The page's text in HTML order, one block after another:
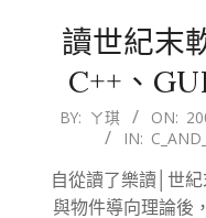
讀世紀末
C++、
2009-
09
BY: ㄚ琪 ON:
IN:
自從讀了樂讀│世
與物件導向理論後